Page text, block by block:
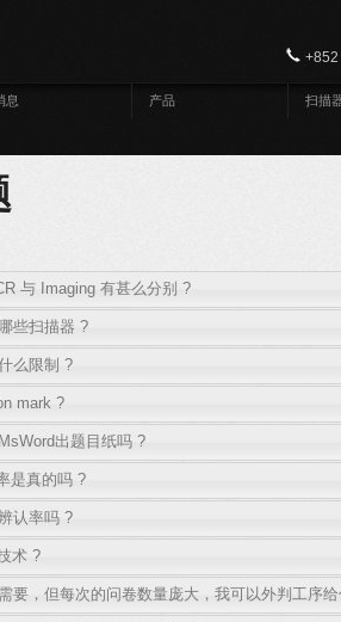
息 产品 扫描
与 Imaging 有甚么分别 ?
些扫描器 ?
么限制 ?
mark ?
出题目纸吗 ?
是真的吗 ?
认率吗 ?
术 ?
要，但每次的问卷数量庞大，我可以外判工序